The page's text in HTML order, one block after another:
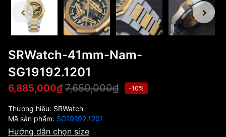
SRWatch-41mm-Nam-
SG19192.1201
6,885,000₫ 7,650,000₫ -10%
Thương hiệu: SRWatch
Mã sản phẩm: SG19192.1201
Hướng dẫn chọn size